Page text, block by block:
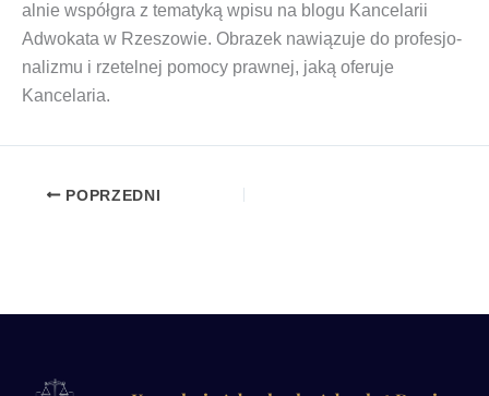
al­nie współ­gra z tema­ty­ką wpi­su na blo­gu Kan­ce­la­rii
Adwo­ka­ta w Rze­szo­wie. Obra­zek nawią­zu­je do pro­fe­sjo­
na­li­zmu i rze­tel­nej pomo­cy praw­nej, jaką ofe­ru­je
Kancelaria.
POPRZEDNI